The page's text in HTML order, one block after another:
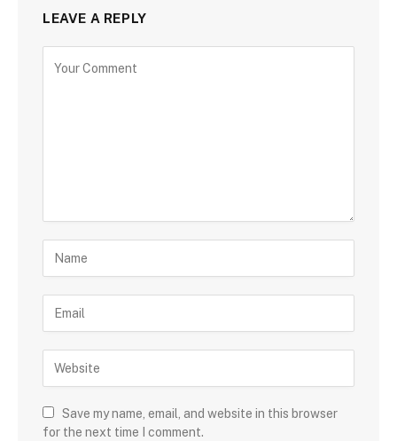
LEAVE A REPLY
Save my name, email, and website in this browser
for the next time I comment.